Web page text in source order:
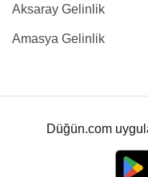
Aksaray Gelinlik
Amasya Gelinlik
Düğün.com